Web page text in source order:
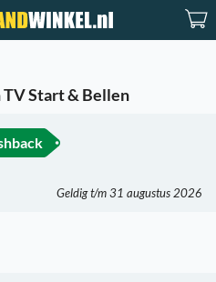
Start & Bellen
Geldig t/m 31 augustus 2026